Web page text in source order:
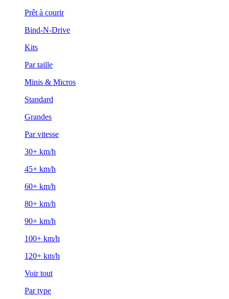
Prêt à courir
Bind-N-Drive
Kits
Par taille
Minis & Micros
Standard
Grandes
Par vitesse
30+ km/h
45+ km/h
60+ km/h
80+ km/h
90+ km/h
100+ km/h
120+ km/h
Voir tout
Par type